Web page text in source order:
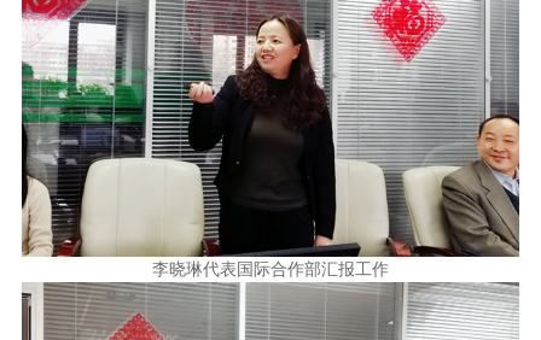
李晓琳代表国际合作部汇报工作